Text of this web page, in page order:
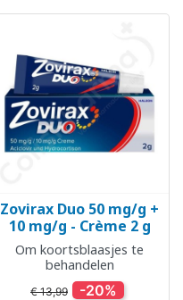
Zovirax Duo 50 mg/g +
10 mg/g - Crème 2 g
Om koortsblaasjes te
behandelen
€ 13,99 -20%